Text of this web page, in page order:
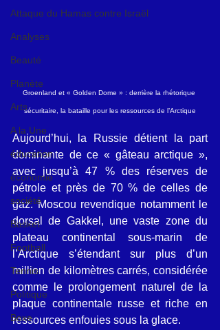
Attaque du Hamas contre Israël
Analyses
Beauté
Planète
Arts
A la Une
éducation
économie
société
Basket
Football
Tennis
Politique
Boxe
Groenland et « Golden Dome » : derrière la rhétorique
sécuritaire, la bataille pour les ressources de l’Arctique
Aujourd’hui, la Russie détient la part
dominante de ce « gâteau arctique »,
avec jusqu’à 47 % des réserves de
pétrole et près de 70 % de celles de
gaz. Moscou revendique notamment le
dorsal de Gakkel, une vaste zone du
plateau continental sous-marin de
l’Arctique s’étendant sur plus d’un
million de kilomètres carrés, considérée
comme le prolongement naturel de la
plaque continentale russe et riche en
ressources enfouies sous la glace.